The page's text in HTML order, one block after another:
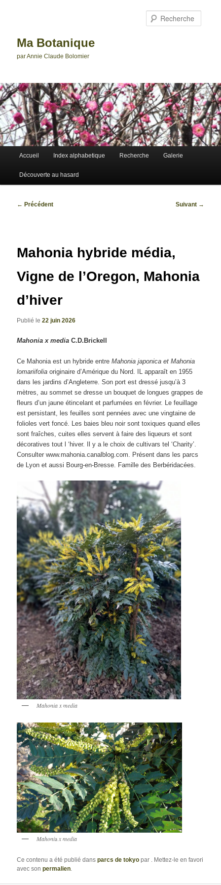
Ma Botanique
par Annie Claude Bolomier
Accueil Index alphabetique Recherche Galerie
Découverte au hasard
Navigation
← Précédent Suivant →
Mahonia hybride média,
Vigne de l’Oregon, Mahonia
d’hiver
Publié le22 juin 2026
Mahonia x mediaC.D.Brickell
Ce Mahonia est un hybride entreMahonia japonica et Mahonia
lomariifoliaoriginaire d’Amérique du Nord. IL apparaît en 1955
dans les jardins d’Angleterre. Son port est dressé jusqu’à 3
mètres, au sommet se dresse un bouquet de longues grappes de
fleurs d’un jaune étincelant et parfumées en février. Le feuillage
est persistant, les feuilles sont pennées avec une vingtaine de
folioles vert foncé. Les baies bleu noir sont toxiques quand elles
sont fraîches, cuites elles servent à faire des liqueurs et sont
décoratives tout l ‘hiver. Il y a le choix de cultivars tel ‘Charity’.
Consulter www.mahonia.canalblog.com. Présent dans les parcs
de Lyon et aussi Bourg-en-Bresse. Famille des Berbéridacées.
Mahonia x media
Mahonia x media
Ce contenu a été publié dansparcs de tokyo par . Mettez-le en favori
avec sonpermalien.